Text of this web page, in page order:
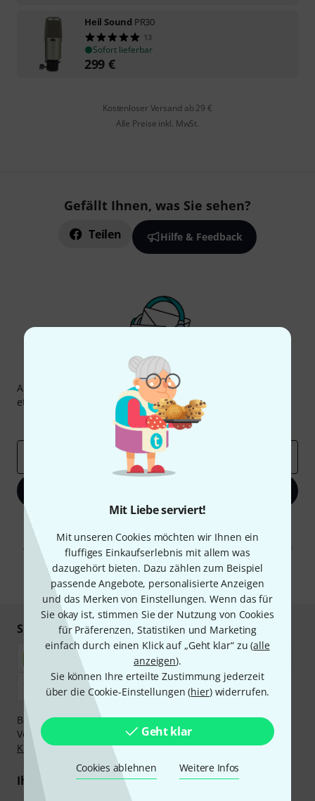
Mit Liebe serviert!
Mit unseren Cookies möchten wir Ihnen ein
fluffiges Einkaufserlebnis mit allem was
dazugehört bieten. Dazu zählen zum Beispiel
passende Angebote, personalisierte Anzeigen
und das Merken von Einstellungen. Wenn das für
Sie okay ist, stimmen Sie der Nutzung von Cookies
für Präferenzen, Statistiken und Marketing
einfach durch einen Klick auf „Geht klar“ zu (alle
anzeigen).
Sie können Ihre erteilte Zustimmung jederzeit
über die Cookie-Einstellungen (hier) widerrufen.
Geht klar
Cookies ablehnen Weitere Infos
Heil Sound PR30
13
Sofort lieferbar
299 €
Kostenloser Versand ab 29 €
Alle Preise inkl. MwSt.
Gefällt Ihnen, was Sie sehen?
Teilen Hilfe & Feedback
Thomann Newsletter
Abonniere den Thomann Newsletter und gewinne mit
etwas Glück einen von 50 Gutscheinenüber jeweils
Inspirierende Beiträge
Deals
Mit Klick auf „Jetzt anmelden“ stimmen Sie dem Erhalt von E-Mail-
Werbung und einer Messung des E-Mail-Nutzungsverhaltens zu. Die
Abmeldung ist jederzeit möglich. Weitere Informationen finden Sie in
unserenDatenschutzhinweisen.
* Pflichtfeld
Sicher einkaufen & bezahlen
Bezahlen Sie vertraulich und sicher per Nachnahme,
Vorkasse, PayPal, Amazon Pay,Klarna Sofort bezahlen
,
Klarna Ratenzahlungoder Kreditkarte.
Ihre Vorteile